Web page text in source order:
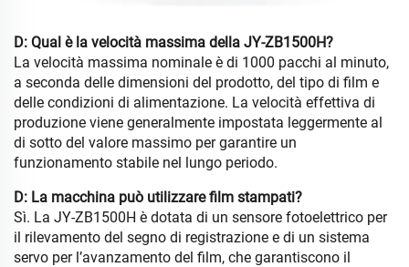
D: Qual è la velocità massima della JY-ZB1500H?
La velocità massima nominale è di 1000 pacchi al minuto,
a seconda delle dimensioni del prodotto, del tipo di film e
delle condizioni di alimentazione. La velocità effettiva di
produzione viene generalmente impostata leggermente al
di sotto del valore massimo per garantire un
funzionamento stabile nel lungo periodo.
D: La macchina può utilizzare film stampati?
Sì. La JY-ZB1500H è dotata di un sensore fotoelettrico per
il rilevamento del segno di registrazione e di un sistema
servo per l’avanzamento del film, che garantiscono il